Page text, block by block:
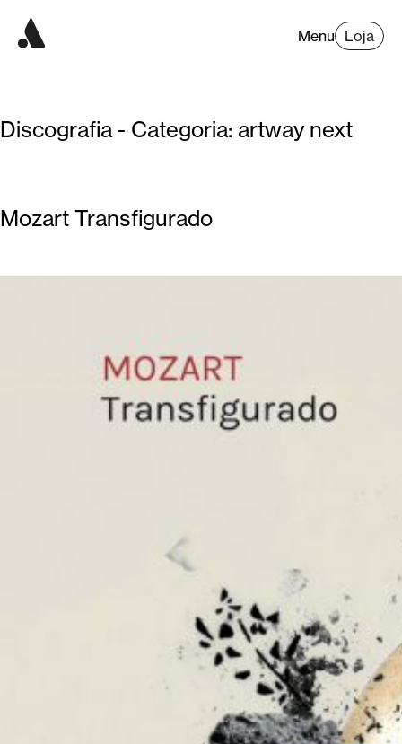
Menu Loja
Discografia - Categoria: artway next
Mozart Transfigurado